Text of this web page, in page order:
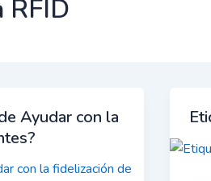
RFID
Ayudar con la